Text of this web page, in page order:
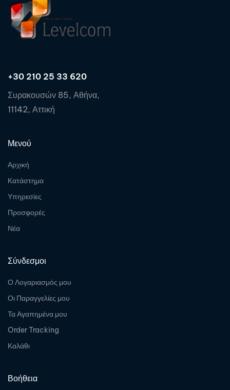
+30 210 25 33 620
Συρακουσών 85, Αθήνα,
11142, Αττική
Μενού
Αρχική
Κατάστημα
Υπηρεσίες
Προσφορές
Νέα
Σύνδεσμοι
Ο Λογαριασμός μου
Οι Παραγγελίες μου
Τα Αγαπημένα μου
Order Tracking
Καλάθι
Βοήθεια